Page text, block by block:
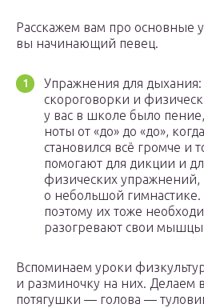
Расскажем вам про основные
вы начинающий певец.
Упражнения для дыхания:
скороговорки и
у вас в школе было
ноты от «до» до «до»,
становился всё громче и
помогают для дикции и
физических упражнений,
о небольшой
поэтому их тоже
разогревают свои
Вспоминаем уроки
и разминочку на них. Делаем
потягушки — голова —